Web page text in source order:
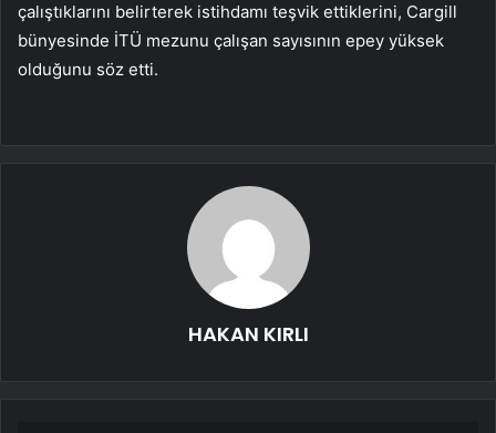
çalıştıklarını belirterek istihdamı teşvik ettiklerini, Cargill
bünyesinde İTÜ mezunu çalışan sayısının epey yüksek
olduğunu söz etti.
HAKAN KIRLI